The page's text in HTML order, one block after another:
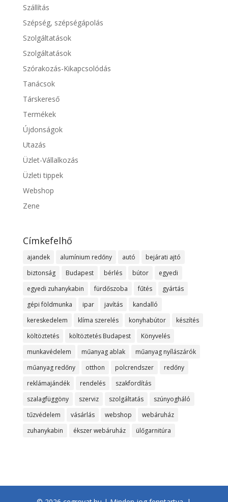
Szállítás
Szépség, szépségápolás
Szolgáltatások
Szolgáltatások
Szórakozás-Kikapcsolódás
Tanácsok
Társkereső
Termékek
Újdonságok
Utazás
Üzlet-Vállalkozás
Üzleti tippek
Webshop
Zene
Címkefelhő
ajandek alumínium redőny autó
bejárati ajtó
biztonság
Budapest bérlés bútor
egyedi
egyedi zuhanykabin
fürdőszoba fűtés
gyártás
gépi földmunka
ipar javítás
kandalló
kereskedelem
klíma szerelés konyhabútor
készítés
költöztetés
költöztetés Budapest
Könyvelés
munkavédelem
műanyag ablak
műanyag nyílászárók
műanyag redőny
otthon polcrendszer
redőny
reklámajándék
rendelés
szakfordítás
szalagfüggöny
szerviz szolgáltatás
szúnyogháló
tűzvédelem
vásárlás webshop
webáruház
zuhanykabin
ékszer webáruház ülőgarnitúra